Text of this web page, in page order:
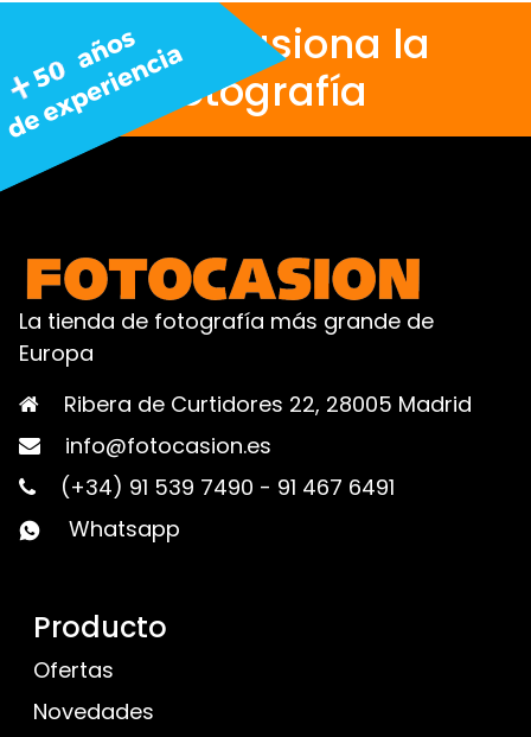
Nos apasiona la
fotografía
La tienda de fotografía más grande de
Europa
Ribera de Curtidores 22, 28005 Madrid
info@fotocasion.es
(+34) 91 539 7490 - 91 467 6491
Whatsapp
Producto
Ofertas
Novedades